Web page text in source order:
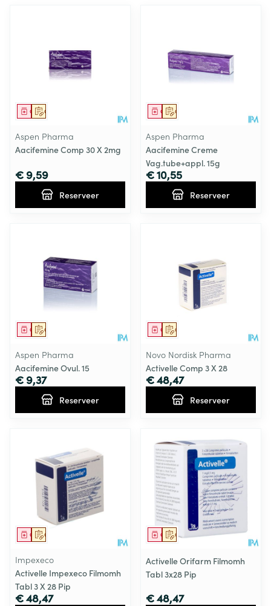
Op voorschrift
Geneesmiddel
Aspen Pharma
Aacifemine Comp 30 X 2mg
€ 9,59
Reserveer
Op voorschrift
Geneesmiddel
Aspen Pharma
Aacifemine Creme
Vag.tube+appl. 15g
€ 10,55
Reserveer
Op voorschrift
Geneesmiddel
Aspen Pharma
Aacifemine Ovul. 15
€ 9,37
Reserveer
Op voorschrift
Geneesmiddel
Novo Nordisk Pharma
Activelle Comp 3 X 28
€ 48,47
Reserveer
Op voorschrift
Geneesmiddel
Impexeco
Activelle Impexeco Filmomh
Tabl 3 X 28 Pip
€ 48,47
Op voorschrift
Geneesmiddel
Activelle Orifarm Filmomh
Tabl 3x28 Pip
€ 48,47